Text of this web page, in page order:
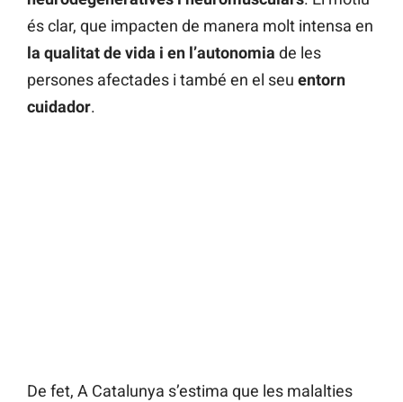
és clar, que impacten de manera molt intensa en
la qualitat de vida i en l’autonomia de les
persones afectades i també en el seu entorn
cuidador.
De fet, A Catalunya s’estima que les malalties